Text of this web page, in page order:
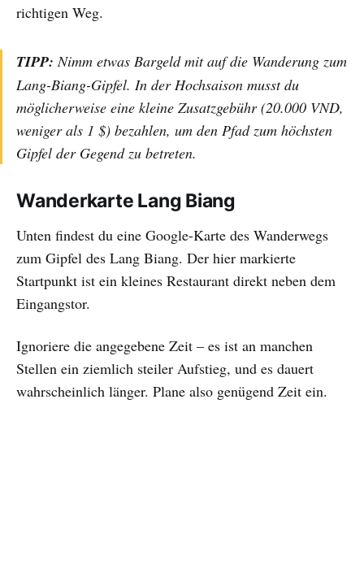
richtigen Weg.
TIPP: Nimm etwas Bargeld mit auf die Wanderung zum
Lang-Biang-Gipfel. In der Hochsaison musst du
möglicherweise eine kleine Zusatzgebühr (20.000 VND,
weniger als 1 $) bezahlen, um den Pfad zum höchsten
Gipfel der Gegend zu betreten.
Wanderkarte Lang Biang
Unten findest du eine Google-Karte des Wanderwegs
zum Gipfel des Lang Biang. Der hier markierte
Startpunkt ist ein kleines Restaurant direkt neben dem
Eingangstor.
Ignoriere die angegebene Zeit – es ist an manchen
Stellen ein ziemlich steiler Aufstieg, und es dauert
wahrscheinlich länger. Plane also genügend Zeit ein.